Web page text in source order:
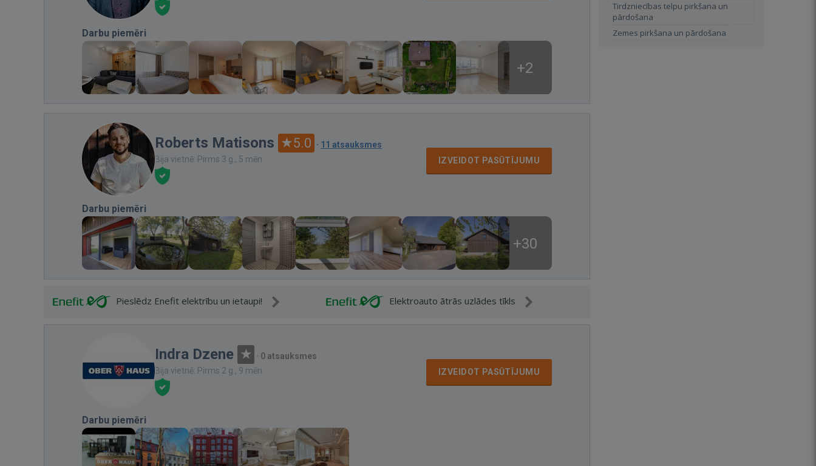
Darbu piemēri
+2
Roberts Matisons 5.0 · 11 atsauksmes
Bija vietnē: Pirms 3 g., 5 mēn.
IZVEIDOT PASŪTĪJUMU
Darbu piemēri
+30
Pieslēdz Enefit elektrību un ietaupi! Elektroauto ātrās uzlādes tīkls
Indra Dzene · 0 atsauksmes
Bija vietnē: Pirms 2 g., 9 mēn.
IZVEIDOT PASŪTĪJUMU
Darbu piemēri
Tirdzniecības telpu pirkšana un
pārdošana
Zemes pirkšana un pārdošana